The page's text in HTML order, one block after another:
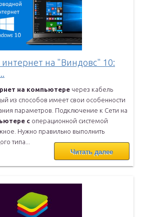
интернет на "Виндовс" 10:
на компьютере через кабель
из способов имеет свои особенности
параметров. Подключение к Сети на
с операционной системой
Нужно правильно выполнить
типа...
Читать далее